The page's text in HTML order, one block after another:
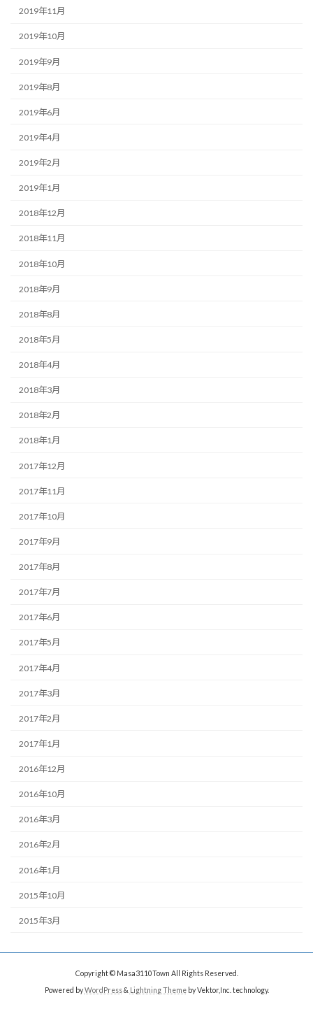
2019年11月
2019年10月
2019年9月
2019年8月
2019年6月
2019年4月
2019年2月
2019年1月
2018年12月
2018年11月
2018年10月
2018年9月
2018年8月
2018年5月
2018年4月
2018年3月
2018年2月
2018年1月
2017年12月
2017年11月
2017年10月
2017年9月
2017年8月
2017年7月
2017年6月
2017年5月
2017年4月
2017年3月
2017年2月
2017年1月
2016年12月
2016年10月
2016年3月
2016年2月
2016年1月
2015年10月
2015年3月
Copyright © Masa3110Town All Rights Reserved.
Powered byWordPress& Lightning Themeby Vektor,Inc. technology.